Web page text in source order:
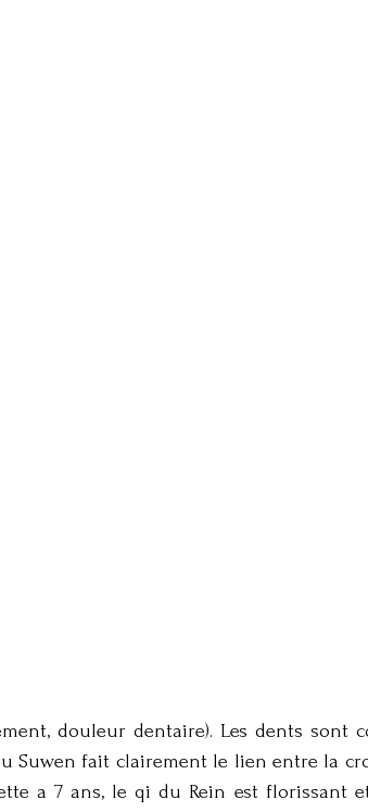
douleur dentaire). Les dents sont
Suwen fait clairement le lien entre la
a 7 ans, le qi du Rein est florissant